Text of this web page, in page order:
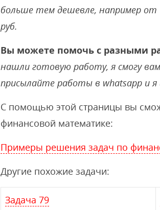
больше тем дешевле, например от
руб.
Вы можете помочь с разными
нашли готовую работу, я смогу
присылайте работы в whatsapp и я
С помощью этой страницы вы
финансовой математике:
Примеры решения задач по
Другие похожие задачи:
Задача 79